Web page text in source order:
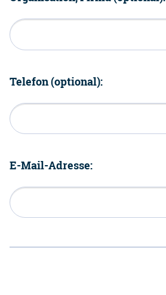
Telefon (optional):
E-Mail-Adresse: